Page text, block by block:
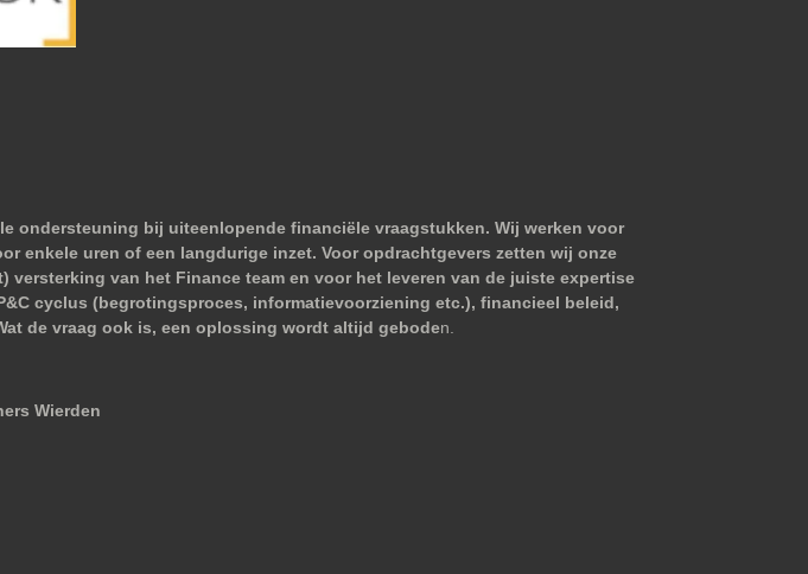
ondersteuning bij uiteenlopende financiële vraagstukken. Wij werken voor
enkele uren of een langdurige inzet. Voor opdrachtgevers zetten wij onze
van het Finance team en voor het leveren van de juiste expertise
cyclus (begrotingsproces, informatievoorziening etc.), financieel beleid,
de vraag ook is, een oplossing wordt altijd geboden.
Wierden